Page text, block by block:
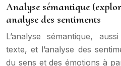
Analyse sémantique
analyse des sentiments
L’analyse sémantique,
texte, et l’analyse des
du sens et des émotions à